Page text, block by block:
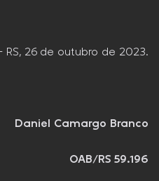
RS, 26 de outubro de 2023.
Daniel Camargo Branco
OAB/RS 59.196